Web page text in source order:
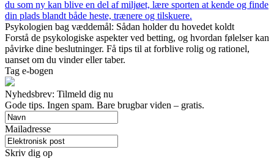
du som ny kan blive en del af miljøet, lære sporten at kende og finde
din plads blandt både heste, trænere og tilskuere.
Psykologien bag væddemål: Sådan holder du hovedet koldt
Forstå de psykologiske aspekter ved betting, og hvordan følelser kan
påvirke dine beslutninger. Få tips til at forblive rolig og rationel,
uanset om du vinder eller taber.
Tag e-bogen
Nyhedsbrev: Tilmeld dig nu
Gode tips. Ingen spam. Bare brugbar viden – gratis.
Mailadresse
Skriv dig op